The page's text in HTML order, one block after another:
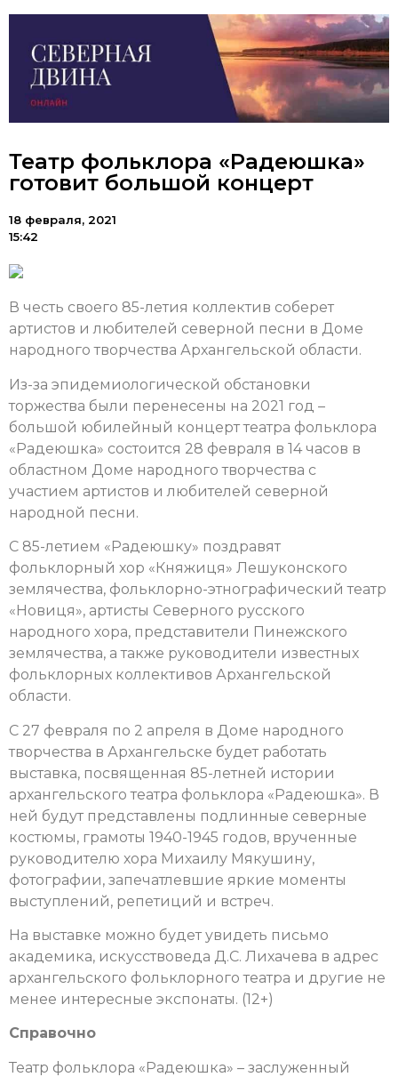
Театр фольклора «Радеюшка»
готовит большой концерт
18 февраля, 2021
15:42
В честь своего 85-летия коллектив соберет
артистов и любителей северной песни в Доме
народного творчества Архангельской области.
Из-за эпидемиологической обстановки
торжества были перенесены на 2021 год –
большой юбилейный концерт театра фольклора
«Радеюшка» состоится 28 февраля в 14 часов в
областном Доме народного творчества с
участием артистов и любителей северной
народной песни.
С 85-летием «Радеюшку» поздравят
фольклорный хор «Княжиця» Лешуконского
землячества, фольклорно-этнографический театр
«Новиця», артисты Северного русского
народного хора, представители Пинежского
землячества, а также руководители известных
фольклорных коллективов Архангельской
области.
С 27 февраля по 2 апреля в Доме народного
творчества в Архангельске будет работать
выставка, посвященная 85-летней истории
архангельского театра фольклора «Радеюшка». В
ней будут представлены подлинные северные
костюмы, грамоты 1940-1945 годов, врученные
руководителю хора Михаилу Мякушину,
фотографии, запечатлевшие яркие моменты
выступлений, репетиций и встреч.
На выставке можно будет увидеть письмо
академика, искусствоведа Д.С. Лихачева в адрес
архангельского фольклорного театра и другие не
менее интересные экспонаты. (12+)
Справочно
Театр фольклора «Радеюшка» – заслуженный